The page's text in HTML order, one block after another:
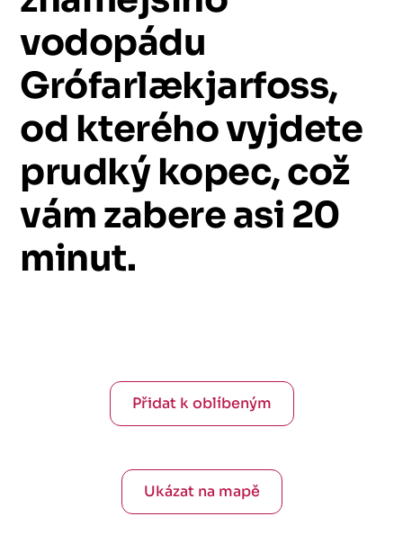
vodopádu
Grófarlækjarfoss,
od kteréhovyjdete
prudký kopec,což
vámzabereasi 20
minut.
Přidat k oblíbeným
Ukázat na mapě